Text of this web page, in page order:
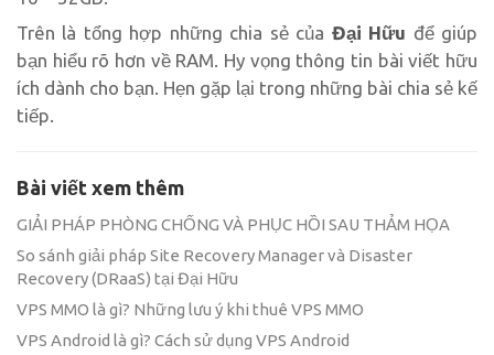
Trên là tổng hợp những chia sẻ của Đại Hữu để giúp
bạn hiểu rõ hơn về RAM. Hy vọng thông tin bài viết hữu
ích dành cho bạn. Hẹn gặp lại trong những bài chia sẻ kế
tiếp.
Bài viết xem thêm
GIẢI PHÁP PHÒNG CHỐNG VÀ PHỤC HỒI SAU THẢM HỌA
So sánh giải pháp Site Recovery Manager và Disaster
Recovery (DRaaS) tại Đại Hữu
VPS MMO là gì? Những lưu ý khi thuê VPS MMO
VPS Android là gì? Cách sử dụng VPS Android